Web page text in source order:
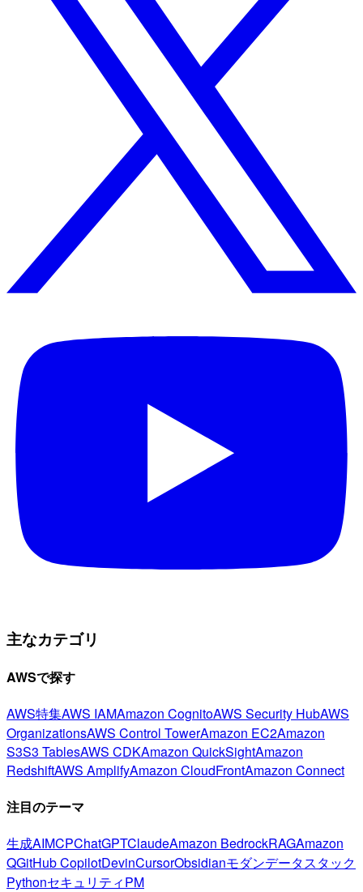
主なカテゴリ
AWSで探す
AWS特集AWS IAMAmazon CognitoAWS Security HubAWS
OrganizationsAWS Control TowerAmazon EC2Amazon
S3S3 TablesAWS CDKAmazon QuickSightAmazon
RedshiftAWS AmplifyAmazon CloudFrontAmazon Connect
注目のテーマ
生成AIMCPChatGPTClaudeAmazon BedrockRAGAmazon
QGitHub CopilotDevinCursorObsidianモダンデータスタック
PythonセキュリティPM